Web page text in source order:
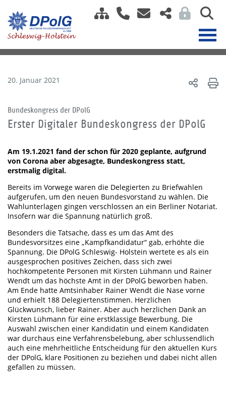
20. Januar 2021
Bundeskongress der DPolG
Erster Digitaler Bundeskongress der DPolG
Am 19.1.2021 fand der schon für 2020 geplante, aufgrund
von Corona aber abgesagte, Bundeskongress statt,
erstmalig digital.
Bereits im Vorwege waren die Delegierten zu Briefwahlen
aufgerufen, um den neuen Bundesvorstand zu wählen. Die
Wahlunterlagen gingen verschlossen an ein Berliner Notariat.
Insofern war die Spannung natürlich groß.
Besonders die Tatsache, dass es um das Amt des
Bundesvorsitzes eine „Kampfkandidatur“ gab, erhöhte die
Spannung. Die DPolG Schleswig- Holstein wertete es als ein
ausgesprochen positives Zeichen, dass sich zwei
hochkompetente Personen mit Kirsten Lühmann und Rainer
Wendt um das höchste Amt in der DPolG beworben haben.
Am Ende hatte Amtsinhaber Rainer Wendt die Nase vorne
und erhielt 188 Delegiertenstimmen. Herzlichen
Glückwunsch, lieber Rainer. Aber auch herzlichen Dank an
Kirsten Lühmann für eine erstklassige Bewerbung. Die
Auswahl zwischen einer Kandidatin und einem Kandidaten
war durchaus eine Verfahrensbelebung, aber schlussendlich
auch eine mehrheitliche Entscheidung für den aktuellen Kurs
der DPolG, klare Positionen zu beziehen und dabei nicht allen
gefallen zu müssen.